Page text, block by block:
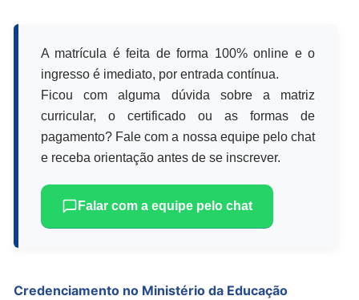
A matrícula é feita de forma 100% online e o
ingresso é imediato, por entrada contínua.
Ficou com alguma dúvida sobre a matriz
curricular, o certificado ou as formas de
pagamento? Fale com a nossa equipe pelo chat
e receba orientação antes de se inscrever.
Falar com a equipe pelo chat
Credenciamento no Ministério da Educação